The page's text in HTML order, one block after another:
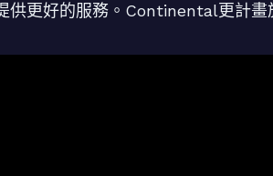
供更好的服務。Continental更計畫